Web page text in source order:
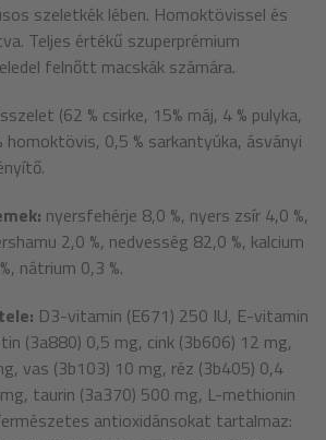
szeletkék lében. Homoktövissel és
Teljes értékű szuperprémium
felnőtt macskák számára.
(62 % csirke, 15% máj, 4 % pulyka,
homoktövis, 0,5 % sarkantyúka, ásványi
nyersfehérje 8,0 %, nyers zsír 4,0 %,
2,0 %, nedvesség 82,0 %, kalcium
nátrium 0,3 %.
D3-vitamin (E671) 250 IU, E-vitamin
(3a880) 0,5 mg, cink (3b606) 12 mg,
vas (3b103) 10 mg, réz (3b405) 0,4
taurin (3a370) 500 mg, L-methionin
antioxidánsokat tartalmaz: